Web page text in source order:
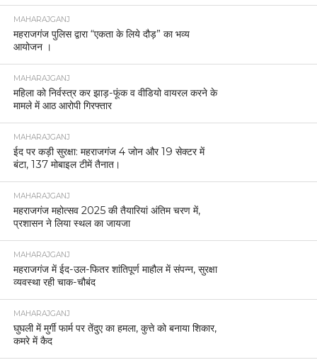
MAHARAJGANJ
महराजगंज पुलिस द्वारा “एकता के लिये दौड़” का भव्य
आयोजन ।
MAHARAJGANJ
महिला को निर्वस्त्र कर झाड़-फूंक व वीडियो वायरल करने के
मामले में आठ आरोपी गिरफ्तार
MAHARAJGANJ
ईद पर कड़ी सुरक्षा: महराजगंज 4 जोन और 19 सेक्टर में
बंटा, 137 मोबाइल टीमें तैनात।
MAHARAJGANJ
महराजगंज महोत्सव 2025 की तैयारियां अंतिम चरण में,
प्रशासन ने लिया स्थल का जायजा
MAHARAJGANJ
महराजगंज में ईद-उल-फितर शांतिपूर्ण माहौल में संपन्न, सुरक्षा
व्यवस्था रही चाक-चौबंद
MAHARAJGANJ
घुघली में मुर्गी फार्म पर तेंदुए का हमला, कुत्ते को बनाया शिकार,
कमरे में कैद